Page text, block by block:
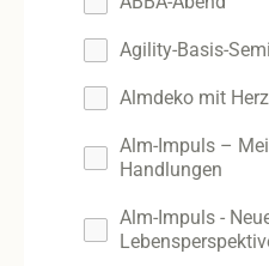
Agility-Basis-
Almdeko mit Herz
Alm-Impuls –
Handlungen
Alm-Impuls -